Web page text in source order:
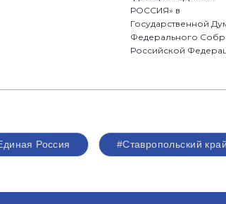
РОССИЯ» в
Государственной
Федерального
Российской
Россия #Ставропольский край